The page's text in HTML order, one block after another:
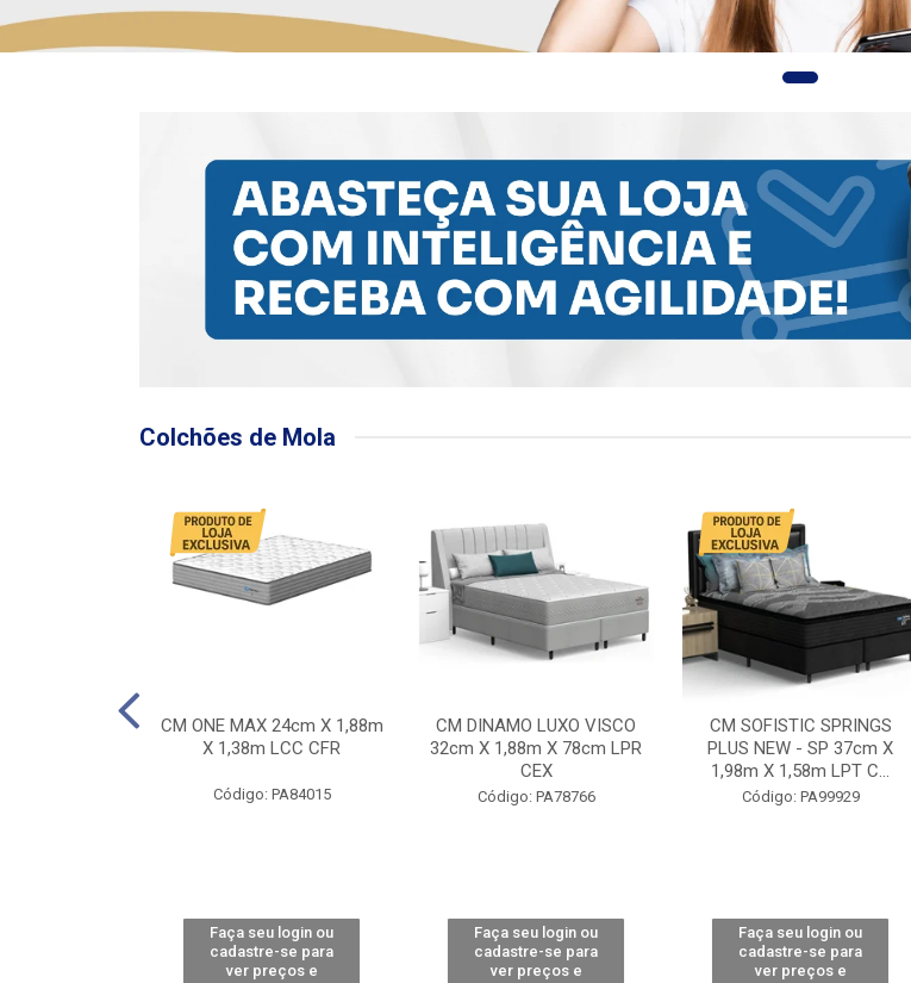
Colchões de Mola
CM ONE MAX 24cm X 1,88m
X 1,38m LCC CFR
Código: PA84015
Faça seu login ou
cadastre-se para
ver preços e
CM DINAMO LUXO VISCO
32cm X 1,88m X 78cm LPR
CEX
Código: PA78766
Faça seu login ou
cadastre-se para
ver preços e
CM SOFISTIC SPRINGS
PLUS NEW - SP 37cm X
1,98m X 1,58m LPT C...
Código: PA99929
Faça seu login ou
cadastre-se para
ver preços e